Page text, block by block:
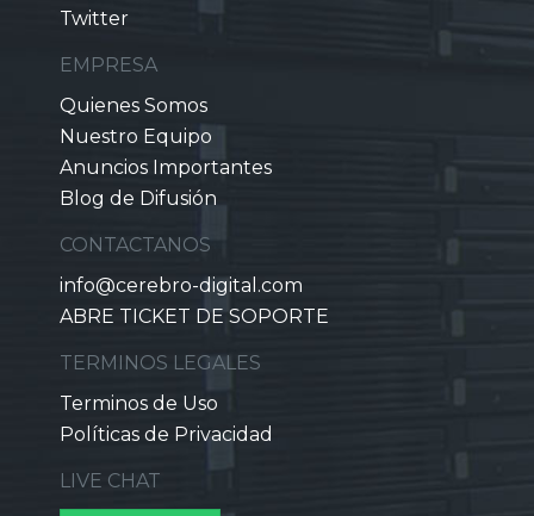
Twitter
EMPRESA
Quienes Somos
Nuestro Equipo
Anuncios Importantes
Blog de Difusión
CONTACTANOS
info@cerebro-digital.com
ABRE TICKET DE SOPORTE
TERMINOS LEGALES
Terminos de Uso
Políticas de Privacidad
LIVE CHAT